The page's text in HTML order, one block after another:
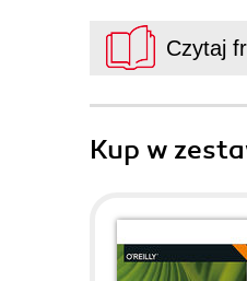
Czytaj
Kup w